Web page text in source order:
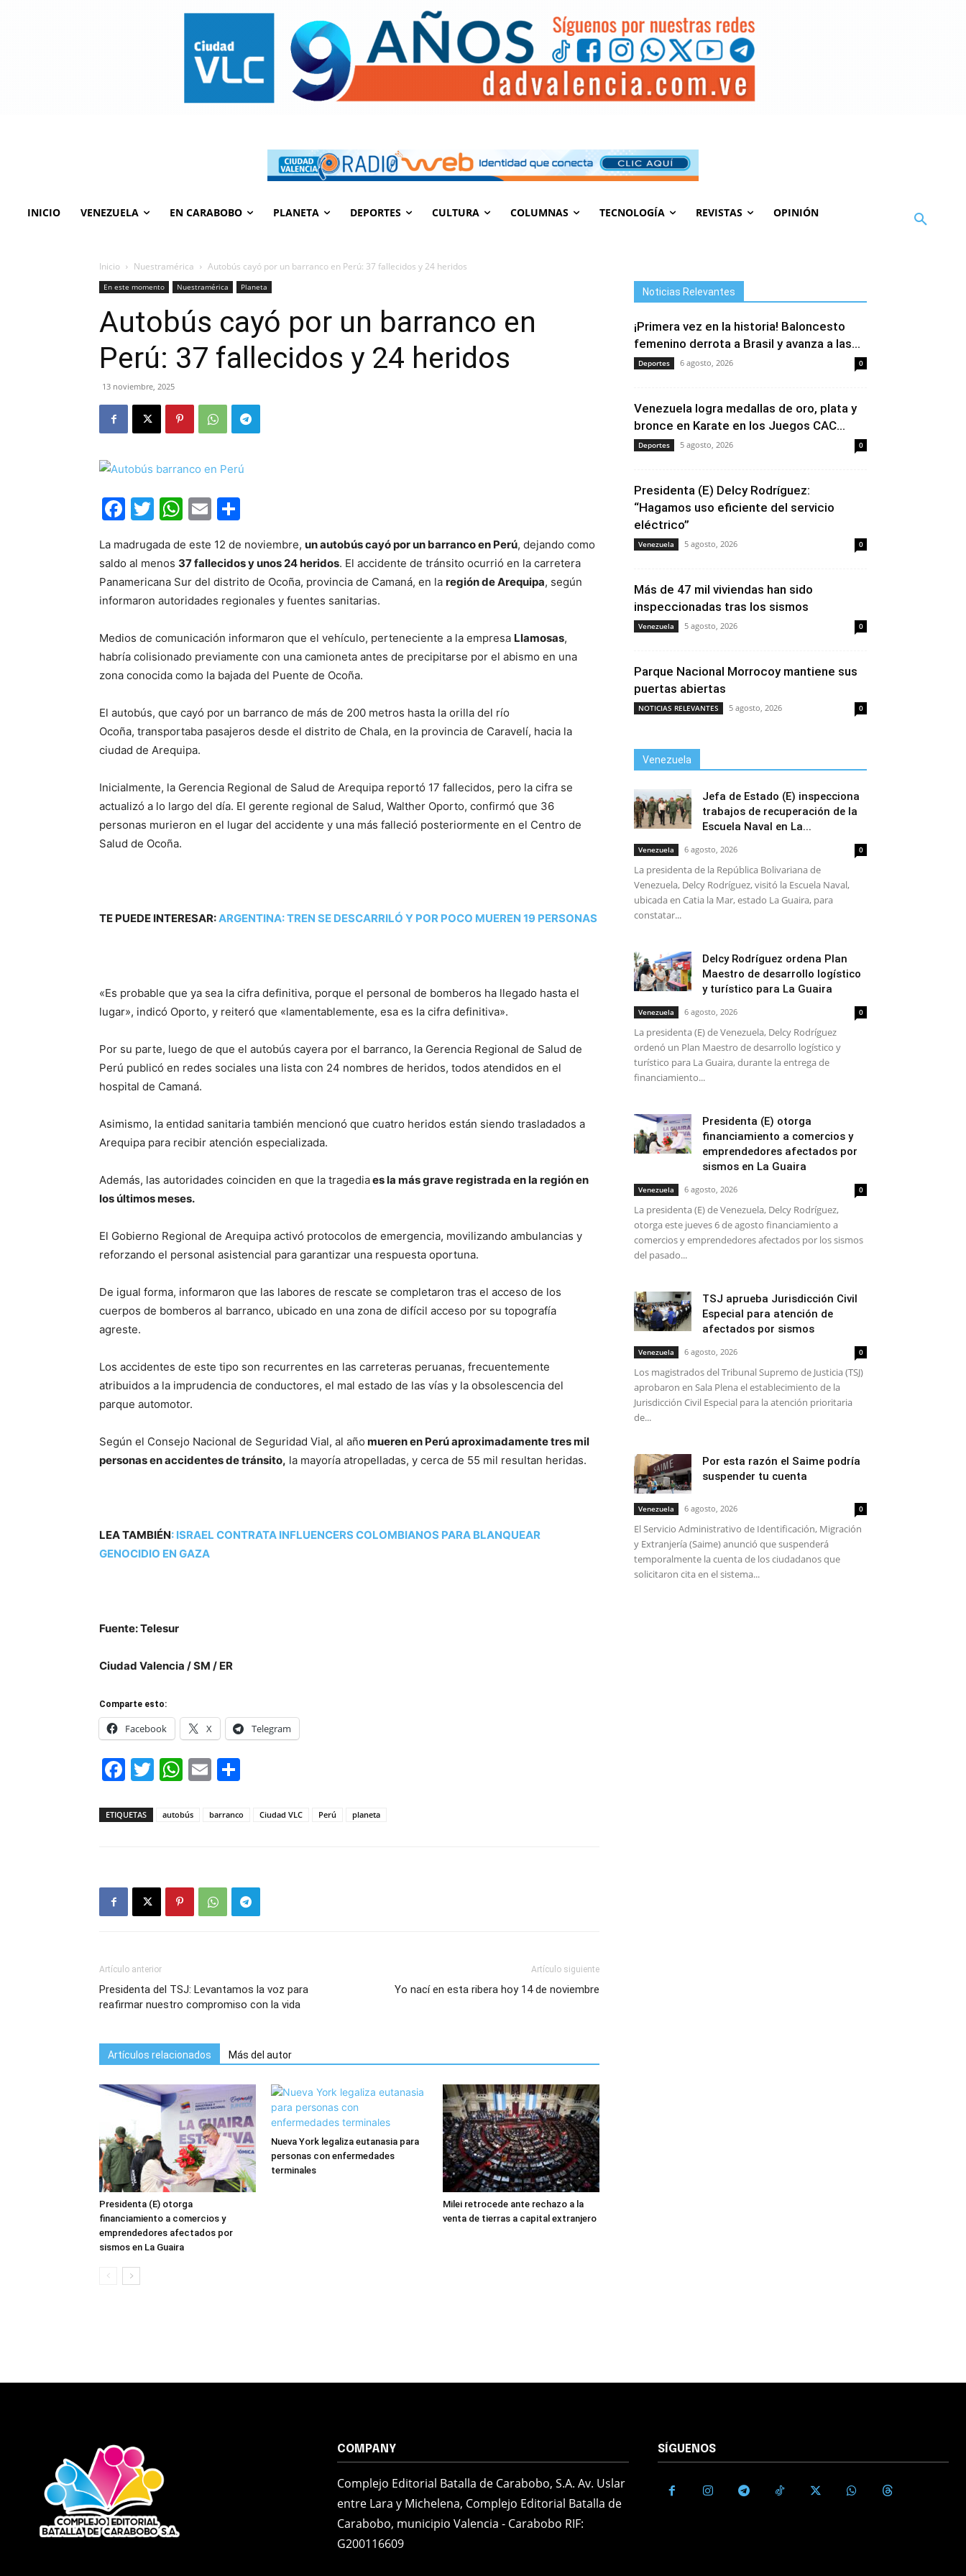
INICIO VENEZUELA EN CARABOBO PLANETA DEPORTES CULTURA COLUMNAS TECNOLOGÍA REVISTAS OPINIÓN
Inicio Nuestramérica Autobús cayó por un barranco en Perú: 37 fallecidos y 24 heridos
En este momento Nuestramérica Planeta
Autobús cayó por un barranco en
Perú: 37 fallecidos y 24 heridos
13 noviembre, 2025
Facebook
Twitter
WhatsApp
Email
La madrugada de este 12 de noviembre, un autobús cayó por un barranco en Perú, dejando como
saldo al menos 37 fallecidos y unos 24 heridos. El accidente de tránsito ocurrió en la carretera
Panamericana Sur del distrito de Ocoña, provincia de Camaná, en la región de Arequipa, según
informaron autoridades regionales y fuentes sanitarias.
Medios de comunicación informaron que el vehículo, perteneciente a la empresa Llamosas,
habría colisionado previamente con una camioneta antes de precipitarse por el abismo en una
zona conocida como la bajada del Puente de Ocoña.
El autobús, que cayó por un barranco de más de 200 metros hasta la orilla del río
Ocoña, transportaba pasajeros desde el distrito de Chala, en la provincia de Caravelí, hacia la
ciudad de Arequipa.
Inicialmente, la Gerencia Regional de Salud de Arequipa reportó 17 fallecidos, pero la cifra se
actualizó a lo largo del día. El gerente regional de Salud, Walther Oporto, confirmó que 36
personas murieron en el lugar del accidente y una más falleció posteriormente en el Centro de
Salud de Ocoña.
TE PUEDE INTERESAR:ARGENTINA: TREN SE DESCARRILÓ Y POR POCO MUEREN 19 PERSONAS
«Es probable que ya sea la cifra definitiva, porque el personal de bomberos ha llegado hasta el
lugar», indicó Oporto, y reiteró que «lamentablemente, esa es la cifra definitiva».
Por su parte, luego de que el autobús cayera por el barranco, la Gerencia Regional de Salud de
Perú publicó en redes sociales una lista con 24 nombres de heridos, todos atendidos en el
hospital de Camaná.
Asimismo, la entidad sanitaria también mencionó que cuatro heridos están siendo trasladados a
Arequipa para recibir atención especializada.
Además, las autoridades coinciden en que la tragediaes la más grave registrada en la región en
los últimos meses.
El Gobierno Regional de Arequipa activó protocolos de emergencia, movilizando ambulancias y
reforzando el personal asistencial para garantizar una respuesta oportuna.
De igual forma, informaron que las labores de rescate se completaron tras el acceso de los
cuerpos de bomberos al barranco, ubicado en una zona de difícil acceso por su topografía
agreste.
Los accidentes de este tipo son recurrentes en las carreteras peruanas, frecuentemente
atribuidos a la imprudencia de conductores, el mal estado de las vías y la obsolescencia del
parque automotor.
Según el Consejo Nacional de Seguridad Vial, al año mueren en Perú aproximadamente tres mil
personas en accidentes de tránsito, la mayoría atropelladas, y cerca de 55 mil resultan heridas.
LEA TAMBIÉN: ISRAEL CONTRATA INFLUENCERS COLOMBIANOS PARA BLANQUEAR
GENOCIDIO EN GAZA
Fuente: Telesur
Ciudad Valencia / SM / ER
Comparte esto:
Facebook X Telegram
Facebook
Twitter
WhatsApp
Email
ETIQUETAS autobús barranco Ciudad VLC Perú planeta
Artículo anterior
Presidenta del TSJ: Levantamos la voz para
reafirmar nuestro compromiso con la vida
Artículo siguiente
Yo nací en esta ribera hoy 14 de noviembre
Artículos relacionados Más del autor
Presidenta (E) otorga
financiamiento a comercios y
emprendedores afectados por
sismos en La Guaira
Nueva York legaliza eutanasia para
personas con enfermedades
terminales
Milei retrocede ante rechazo a la
venta de tierras a capital extranjero
Noticias Relevantes
¡Primera vez en la historia! Baloncesto
femenino derrota a Brasil y avanza a las...
Deportes 6 agosto, 2026 0
Venezuela logra medallas de oro, plata y
bronce en Karate en los Juegos CAC...
Deportes 5 agosto, 2026 0
Presidenta (E) Delcy Rodríguez:
“Hagamos uso eficiente del servicio
eléctrico”
Venezuela 5 agosto, 2026 0
Más de 47 mil viviendas han sido
inspeccionadas tras los sismos
Venezuela 5 agosto, 2026 0
Parque Nacional Morrocoy mantiene sus
puertas abiertas
NOTICIAS RELEVANTES 5 agosto, 2026 0
Venezuela
Jefa de Estado (E) inspecciona
trabajos de recuperación de la
Escuela Naval en La...
Venezuela 6 agosto, 2026 0
La presidenta de la República Bolivariana de
Venezuela, Delcy Rodríguez, visitó la Escuela Naval,
ubicada en Catia la Mar, estado La Guaira, para
constatar...
Delcy Rodríguez ordena Plan
Maestro de desarrollo logístico
y turístico para La Guaira
Venezuela 6 agosto, 2026 0
La presidenta (E) de Venezuela, Delcy Rodríguez
ordenó un Plan Maestro de desarrollo logístico y
turístico para La Guaira, durante la entrega de
financiamiento...
Presidenta (E) otorga
financiamiento a comercios y
emprendedores afectados por
sismos en La Guaira
Venezuela 6 agosto, 2026 0
La presidenta (E) de Venezuela, Delcy Rodríguez,
otorga este jueves 6 de agosto financiamiento a
comercios y emprendedores afectados por los sismos
del pasado...
TSJ aprueba Jurisdicción Civil
Especial para atención de
afectados por sismos
Venezuela 6 agosto, 2026 0
Los magistrados del Tribunal Supremo de Justicia (TSJ)
aprobaron en Sala Plena el establecimiento de la
Jurisdicción Civil Especial para la atención prioritaria
de...
Por esta razón el Saime podría
suspender tu cuenta
Venezuela 6 agosto, 2026 0
El Servicio Administrativo de Identificación, Migración
y Extranjería (Saime) anunció que suspenderá
temporalmente la cuenta de los ciudadanos que
solicitaron cita en el sistema...
COMPANY
Complejo Editorial Batalla de Carabobo, S.A. Av. Uslar
entre Lara y Michelena, Complejo Editorial Batalla de
Carabobo, municipio Valencia - Carabobo RIF:
G200116609
SÍGUENOS